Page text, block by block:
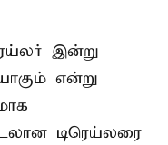
இன்று
என்று
டிரெய்லரை